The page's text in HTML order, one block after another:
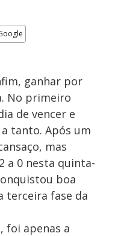
ganhar por
No primeiro
de vencer e
tanto. Após um
mas
a 0 nesta quinta-
boa
terceira fase da
foi apenas a